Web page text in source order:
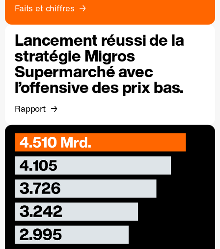
Faits et chiffres
Lancement réussi de la
stratégie Migros
Supermarché avec
l’offensive des prix bas.
Rapport